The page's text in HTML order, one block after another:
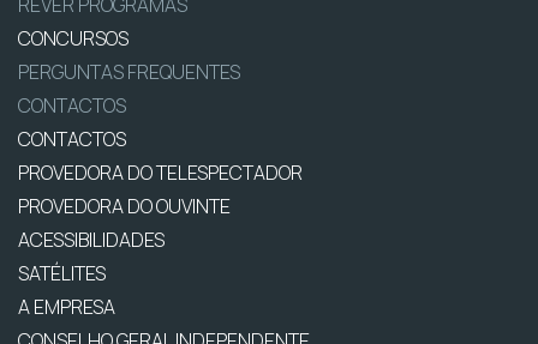
CONCURSOS
PERGUNTAS FREQUENTES
CONTACTOS
CONTACTOS
PROVEDORA DO TELESPECTADOR
PROVEDORA DO OUVINTE
ACESSIBILIDADES
SATÉLITES
A EMPRESA